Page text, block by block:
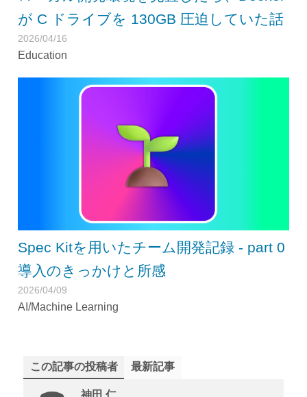
が C ドライブを 130GB 圧迫していた話
2026/04/16
Education
Spec Kitを用いたチーム開発記録 - part 0
導入のきっかけと所感
2026/04/09
AI/Machine Learning
この記事の投稿者 最新記事
神田 仁